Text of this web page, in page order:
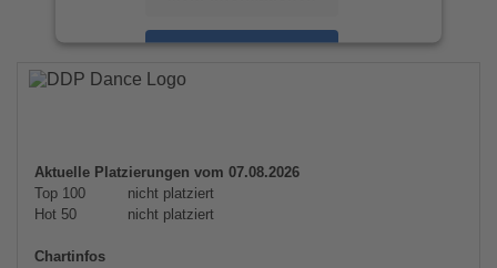
Akzeptieren
powered by
Aktuelle Platzierungen vom 07.08.2026
Top 100
nicht platziert
Hot 50
nicht platziert
Chartinfos